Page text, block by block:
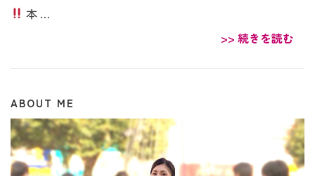
本 …
>> 続きを読む
ABOUT ME